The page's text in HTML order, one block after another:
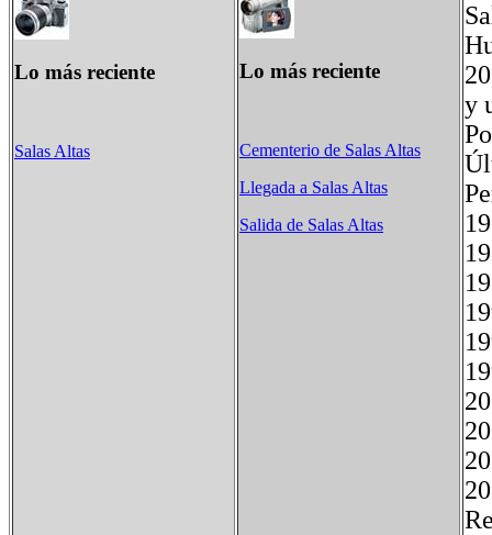
Lo más reciente
Salas Altas
Lo más reciente
Cementerio de Salas Altas
Llegada a Salas Altas
Salida de Salas Altas
y